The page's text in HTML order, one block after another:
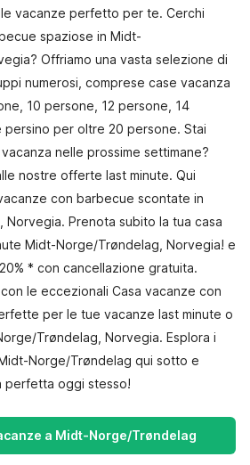
vacanze perfetto per te. Cerchi
spaziose in Midt-
Offriamo una vasta selezione di
numerosi, comprese case vacanza
10 persone, 12 persone, 14
per oltre 20 persone. Stai
nelle prossime settimane?
nostre offerte last minute. Qui
con barbecue scontate in
Prenota subito la tua casa
Midt-Norge/Trøndelag, Norvegia! e
* con cancellazione gratuita.
le eccezionali Casa vacanze con
per le tue vacanze last minute o
Trøndelag, Norvegia. Esplora i
Norge/Trøndelag qui sotto e
perfetta oggi stesso!
a Midt-Norge/Trøndelag